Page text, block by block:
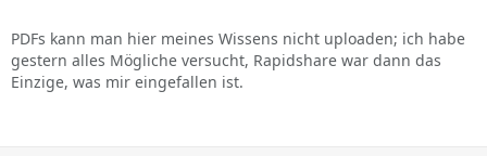
PDFs kann man hier meines Wissens nicht uploaden; ich habe
gestern alles Mögliche versucht, Rapidshare war dann das
Einzige, was mir eingefallen ist.